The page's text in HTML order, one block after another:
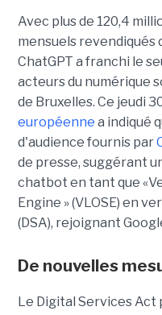
Avec plus de 120,4
mensuels revendiqués
ChatGPT a franchi le
acteurs du numérique
de Bruxelles. Ce jeudi
européenne a indiqué
d'audience fournis par
de presse, suggérant
chatbot en tant que
Engine » (VLOSE) en
(DSA), rejoignant
De nouvelles
Le Digital Services